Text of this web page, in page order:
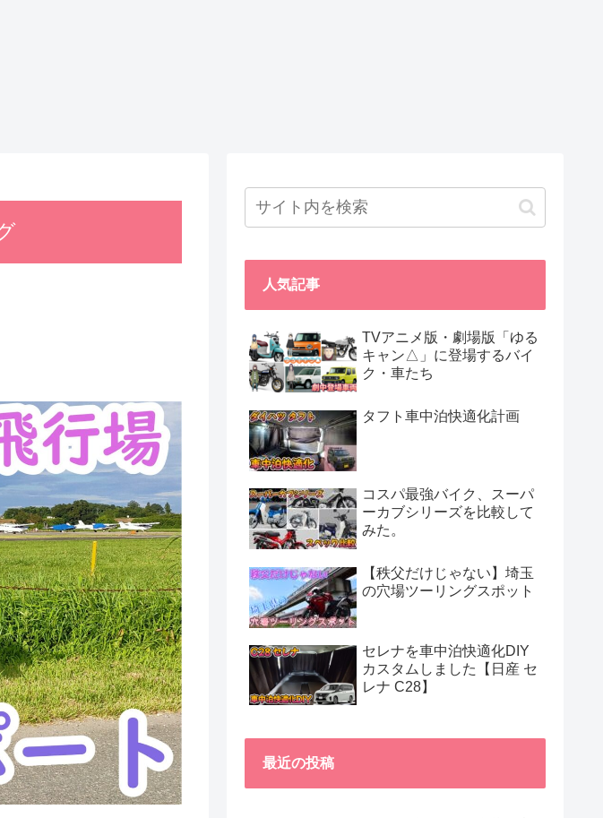
人気記事
TVアニメ版・劇場版「ゆる
キャン△」に登場するバイ
ク・車たち
タフト車中泊快適化計画
コスパ最強バイク、スーパ
ーカブシリーズを比較して
みた。
【秩父だけじゃない】埼玉
の穴場ツーリングスポット
セレナを車中泊快適化DIY
カスタムしました【日産 セ
レナ C28】
最近の投稿